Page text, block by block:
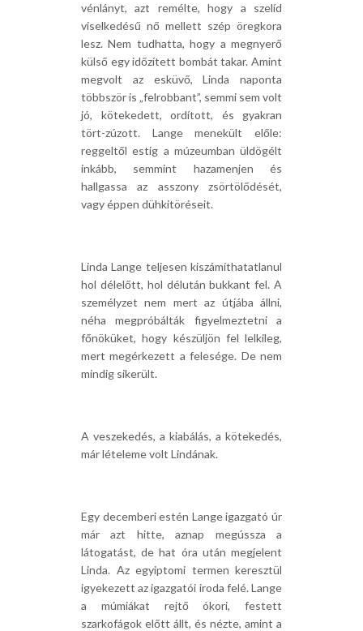
vénlányt, azt remélte, hogy a szelíd
viselkedésű nő mellett szép öregkora
lesz. Nem tudhatta, hogy a megnyerő
külső egy időzített bombát takar. Amint
megvolt az esküvő, Linda naponta
többször is „felrobbant”, semmi sem volt
jó, kötekedett, ordított, és gyakran
tört-zúzott. Lange menekült előle:
reggeltől estig a múzeumban üldögélt
inkább, semmint hazamenjen és
hallgassa az asszony zsörtölődését,
vagy éppen dühkitöréseit.
Linda Lange teljesen kiszámíthatatlanul
hol délelőtt, hol délután bukkant fel. A
személyzet nem mert az útjába állni,
néha megpróbálták figyelmeztetni a
főnöküket, hogy készüljön fel lelkileg,
mert megérkezett a felesége. De nem
mindig sikerült.
A veszekedés, a kiabálás, a kötekedés,
már lételeme volt Lindának.
Egy decemberi estén Lange igazgató úr
már azt hitte, aznap megússza a
látogatást, de hat óra után megjelent
Linda. Az egyiptomi termen keresztül
igyekezett az igazgatói iroda felé. Lange
a múmiákat rejtő ókori, festett
szarkofágok előtt állt, és nézte, amint a